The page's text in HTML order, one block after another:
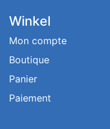
Winkel
Mon compte
Boutique
Panier
Paiement